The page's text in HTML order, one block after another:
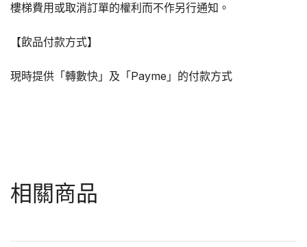
樓梯費用或取消訂單的權利而不作另行通知。
【飲品付款方式】
現時提供「轉數快」及「Payme」的付款方式
相關商品